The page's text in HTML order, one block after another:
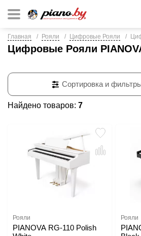
Главная Рояли Цифровые Рояли
Цифровые Рояли
Найдено товаров: 7
Сортировка и
Рояли
PIANOVA RG-110 Polish
Рояли